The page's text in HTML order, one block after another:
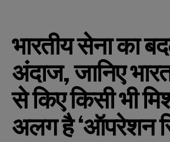
भारतीय सेना का
अंदाज, जानिए
से किए किसी भी
अलग है ‘ऑपरेशन